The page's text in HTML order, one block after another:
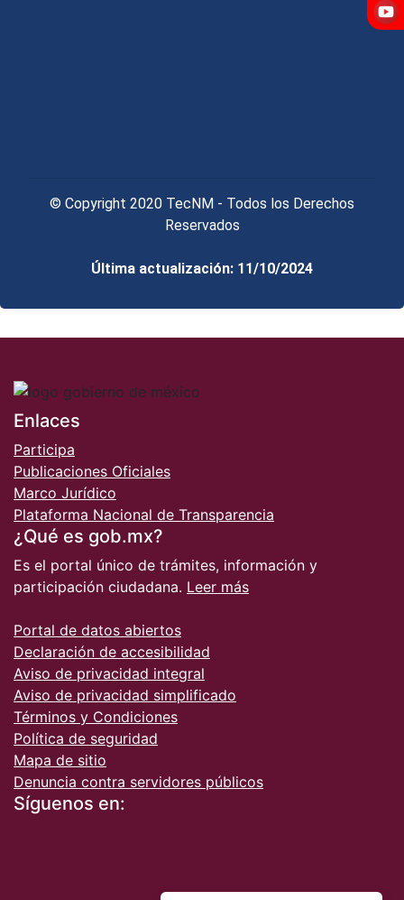
© Copyright 2020 TecNM - Todos los Derechos
Reservados
Última actualización: 11/10/2024
Enlaces
Participa
Publicaciones Oficiales
Marco Jurídico
Plataforma Nacional de Transparencia
¿Qué es gob.mx?
Es el portal único de trámites, información y
participación ciudadana. Leer más
Portal de datos abiertos
Declaración de accesibilidad
Aviso de privacidad integral
Aviso de privacidad simplificado
Términos y Condiciones
Política de seguridad
Mapa de sitio
Denuncia contra servidores públicos
Síguenos en: